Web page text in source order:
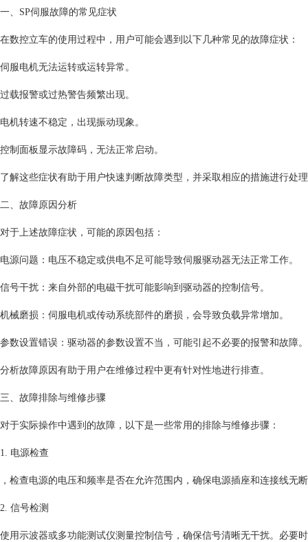
一、SP伺服故障的常见症状
在数控立车的使用过程中，用户可能会遇到以下几种常见的故障症状：
伺服电机无法运转或运转异常。
过载报警或过热警告频繁出现。
电机转速不稳定，出现振动现象。
控制面板显示故障码，无法正常启动。
了解这些症状有助于用户快速判断故障类型，并采取相应的措施进行处
二、故障原因分析
对于上述故障症状，可能的原因包括：
电源问题：电压不稳定或供电不足可能导致伺服驱动器无法正常工作。
信号干扰：来自外部的电磁干扰可能影响到驱动器的控制信号。
机械磨损：伺服电机或传动系统部件的磨损，会导致负载异常增加。
参数设置错误：驱动器的参数设置不当，可能引起不必要的报警和故障。
分析故障原因有助于用户在维修过程中更有针对性地进行排查。
三、故障排除与维修步骤
对于实际操作中遇到的故障，以下是一些常用的排除与维修步骤：
1. 电源检查
，检查电源的电压和频率是否在允许范围内，确保电源插座和连接线无
2. 信号检测
使用示波器或多功能测试仪测量控制信号，确保信号清晰无干扰。必要